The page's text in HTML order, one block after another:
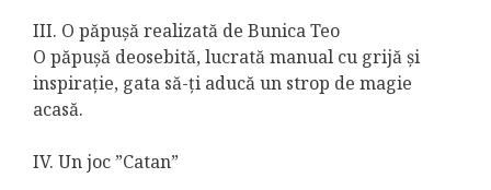
III. O păpușă realizată de Bunica Teo
O păpușă deosebită, lucrată manual cu grijă și
inspirație, gata să-ți aducă un strop de magie
acasă.
IV. Un joc ”Catan”